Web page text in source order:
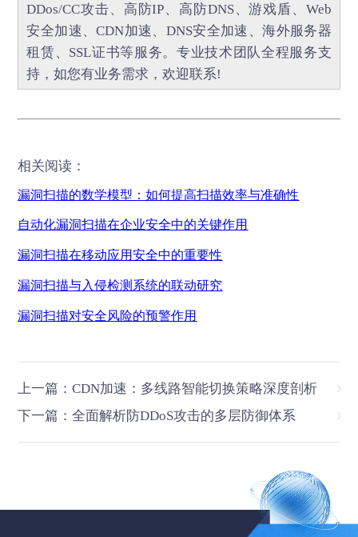
DDos/CC攻击、 高防IP、高防DNS、游戏盾、 Web
安全加速、CDN加速、 DNS安全加速 、海外服务器
租赁、 SSL证书等服务。专业技术团队全程服务支
持，如您有业务需求，欢迎联系!
相关阅读：
漏洞扫描的数学模型：如何提高扫描效率与准确性
自动化漏洞扫描在企业安全中的关键作用
漏洞扫描在移动应用安全中的重要性
漏洞扫描与入侵检测系统的联动研究
漏洞扫描对安全风险的预警作用
上一篇：CDN加速：多线路智能切换策略深度剖析
下一篇：全面解析防DDoS攻击的多层防御体系